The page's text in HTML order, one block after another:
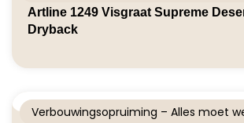
Artline 1249 Visgraat Supreme
Dryback
Verbouwingsopruiming – Alles moet